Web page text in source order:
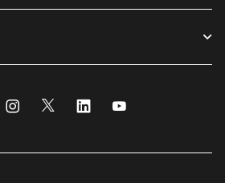
นหน้าต่างใหม่
Instagram
เปิดในหน้าต่างใหม่
Twitter
เปิดในหน้าต่างใหม่
Linkedin
เปิดในหน้าต่างใหม่
เปิดในหน้าต่างใหม่